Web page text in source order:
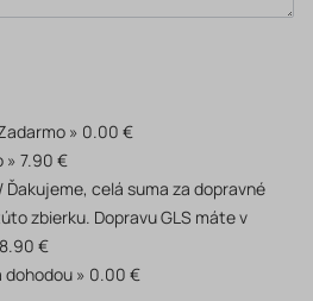
0.00 €
7.90 €
Ďakujeme, celá suma za dopravné
zbierku. Dopravu GLS máte v
8.90 €
dohodou
0.00 €